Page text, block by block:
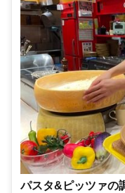
パスタ&ピッツァの